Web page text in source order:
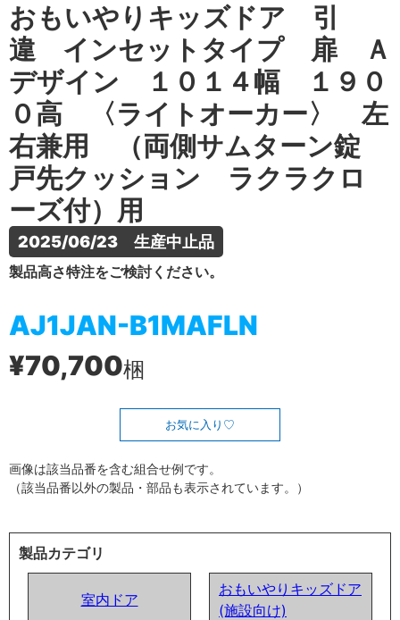
おもいやりキッズドア 引
違 インセットタイプ 扉 Ａ
デザイン １０１４幅 １９０
０高 〈ライトオーカー〉 左
右兼用 （両側サムターン錠
戸先クッション ラクラクロ
ーズ付）用
2025/06/23　生産中止品
製品高さ特注をご検討ください。
AJ1JAN-B1MAFLN
¥70,700梱
お気に入り
画像は該当品番を含む組合せ例です。
（該当品番以外の製品・部品も表示されています。）
製品カテゴリ
室内ドア
おもいやりキッズドア
(施設向け)